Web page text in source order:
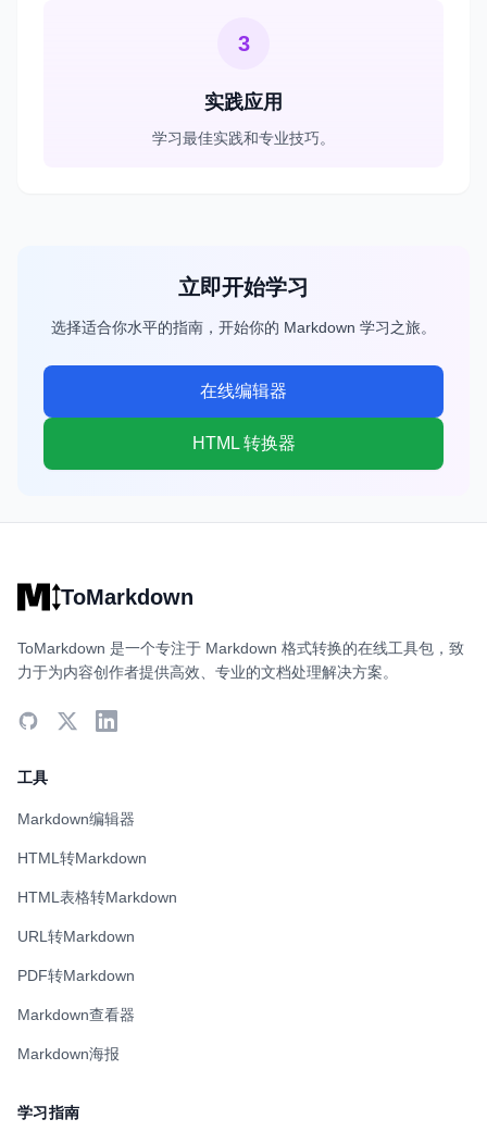
3
实践应用
学习最佳实践和专业技巧。
立即开始学习
选择适合你水平的指南，开始你的 Markdown 学习之旅。
在线编辑器
HTML 转换器
ToMarkdown
ToMarkdown 是一个专注于 Markdown 格式转换的在线工具包，致
力于为内容创作者提供高效、专业的文档处理解决方案。
工具
Markdown编辑器
HTML转Markdown
HTML表格转Markdown
URL转Markdown
PDF转Markdown
Markdown查看器
Markdown海报
学习指南